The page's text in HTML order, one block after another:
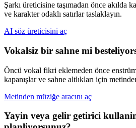
Şarkı üreticisine taşımadan önce akılda
ve karakter odaklı satırlar taslaklayın.
AI söz üreticisini aç
Vokalsiz bir sahne mi
Öncü vokal fikri eklemeden önce
kapanışlar ve sahne altlıkları için
Metinden müziğe aracını aç
Yayin veya gelir getirici